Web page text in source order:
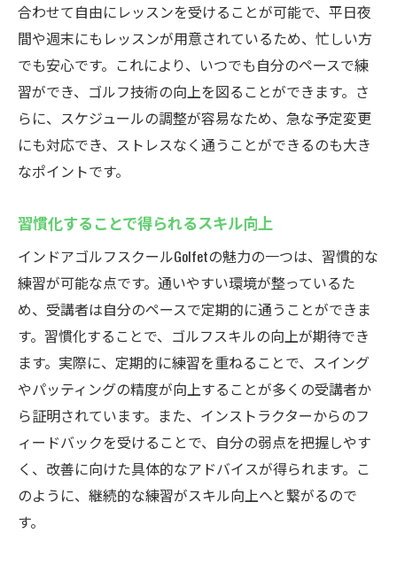
合わせて自由にレッスンを受けることが可能で、平日夜
間や週末にもレッスンが用意されているため、忙しい方
でも安心です。これにより、いつでも自分のペースで練
習ができ、ゴルフ技術の向上を図ることができます。さ
らに、スケジュールの調整が容易なため、急な予定変更
にも対応でき、ストレスなく通うことができるのも大き
なポイントです。
習慣化することで得られるスキル向上
インドアゴルフスクールGolfetの魅力の一つは、習慣的な
練習が可能な点です。通いやすい環境が整っているた
め、受講者は自分のペースで定期的に通うことができま
す。習慣化することで、ゴルフスキルの向上が期待でき
ます。実際に、定期的に練習を重ねることで、スイング
やパッティングの精度が向上することが多くの受講者か
ら証明されています。また、インストラクターからのフ
ィードバックを受けることで、自分の弱点を把握しやす
く、改善に向けた具体的なアドバイスが得られます。こ
のように、継続的な練習がスキル向上へと繋がるので
す。